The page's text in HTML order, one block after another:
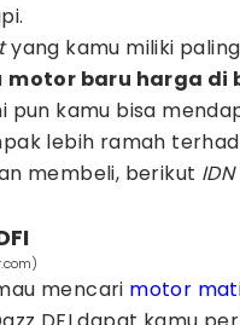
yang kamu miliki
motor baru harga di
pun kamu bisa
lebih ramah
membeli, berikut
mencari motor